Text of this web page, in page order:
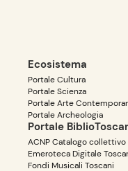
Ecosistema
Portale Cultura
Portale Scienza
Portale Arte
Portale Archeologia
Portale
ACNP Catalogo
Emeroteca Digitale
Fondi Musicali Toscani